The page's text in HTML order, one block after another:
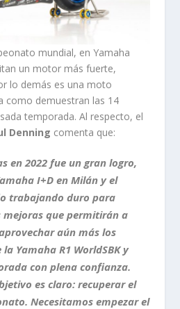
mundial, en Yamaha
un motor más fuerte,
lo demás es una moto
como demuestran las 14
temporada. Al respecto, el
Denning comenta que:
en 2022 fue un gran logro,
I+Den Milán y el
trabajando duro para
mejoras que permitirán a
aún más los
la Yamaha R1 WorldSBKy
con plena confianza.
es claro: recuperar el
Necesitamos empezar el